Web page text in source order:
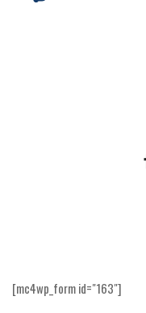
[mc4wp_form id="163"]